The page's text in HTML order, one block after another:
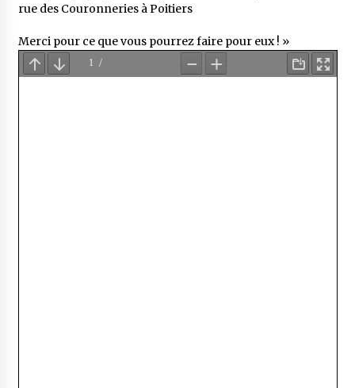
rue des Couronneries à Poitiers
Merci pour ce que vous pourrez faire pour eux ! »